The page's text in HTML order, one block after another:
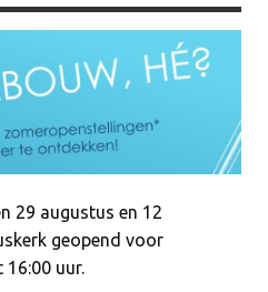
29 augustus en 12
geopend voor
uur.